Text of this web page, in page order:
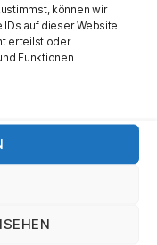
können wir
auf dieser Website
erteilst oder
Funktionen
Sorten sind jetzt
sind gleich